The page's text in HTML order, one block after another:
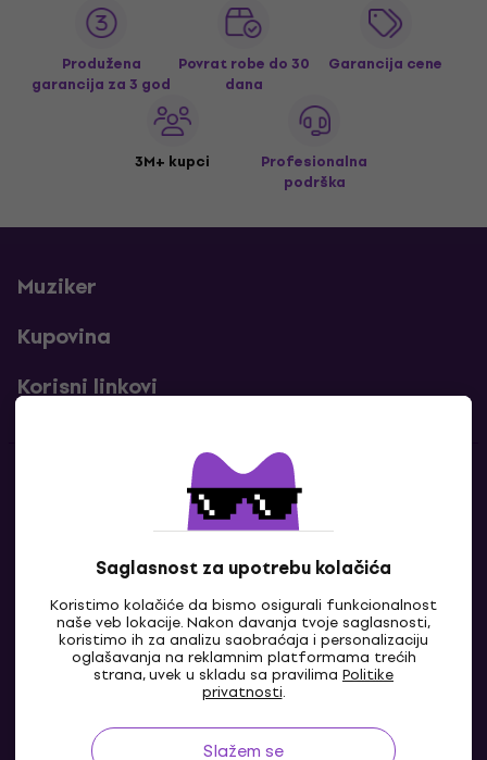
Saglasnost za upotrebu kolačića
Koristimo kolačiće da bismo osigurali funkcionalnost
naše veb lokacije. Nakon davanja tvoje saglasnosti,
koristimo ih za analizu saobraćaja i personalizaciju
oglašavanja na reklamnim platformama trećih
strana, uvek u skladu sa pravilima Politike
privatnosti.
Slažem se
Produžena
garancija za 3 god
Povrat robe do 30
dana
Garancija cene
3M+ kupci
Profesionalna
podrška
Muziker
Kupovina
Korisni linkovi
Kontakti
Kontaktiraj nas
RS